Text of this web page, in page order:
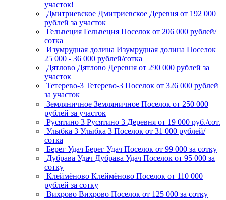
участок!
Дмитриевское Дмитриевское Деревня от 192 000
рублей за участок
Гельвеция Гельвеция Поселок от 206 000 рублей/
сотка
Изумрудная долина Изумрудная долина Поселок
25 000 - 36 000 рублей/сотка
Дятлово Дятлово Деревня от 290 000 рублей за
участок
Тетерево-3 Тетерево-3 Поселок от 326 000 рублей
за участок
Земляничное Земляничное Поселок от 250 000
рублей за участок
Русятино 3 Русятино 3 Деревня от 19 000 руб./сот.
Улыбка 3 Улыбка 3 Поселок от 31 000 рублей/
сотка
Берег Удач Берег Удач Поселок от 99 000 за сотку
Дубрава Удач Дубрава Удач Поселок от 95 000 за
сотку
Клеймёново Клеймёново Поселок от 110 000
рублей за сотку
Вихрово Вихрово Поселок от 125 000 за сотку